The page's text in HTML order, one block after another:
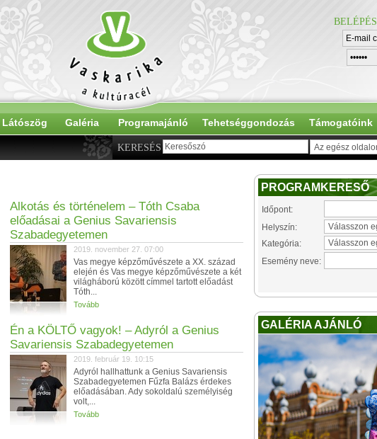
BELÉPÉS
Látószög Galéria Programajánló Tehetséggondozás Támogatóink
KERESÉS
Alkotás és történelem – Tóth Csaba
előadásai a Genius Savariensis
Szabadegyetemen
2019. november 27. 07:00
Vas megye képzőművészete a XX. század
elején és Vas megye képzőművészete a két
világháború között címmel tartott előadást
Tóth...
Tovább
Én a KÖLTŐ vagyok! – Adyról a Genius
Savariensis Szabadegyetemen
2019. február 19. 10:15
Adyról hallhattunk a Genius Savariensis
Szabadegyetemen Fűzfa Balázs érdekes
előadásában. Ady sokoldalú személyiség
volt,...
Tovább
PROGRAMKERESŐ
Időpont:
Helyszín:
Kategória:
Esemény neve:
GALÉRIA AJÁNLÓ